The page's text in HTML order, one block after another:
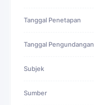
Tanggal Penetapan
Tanggal Pengundangan
Subjek
Sumber